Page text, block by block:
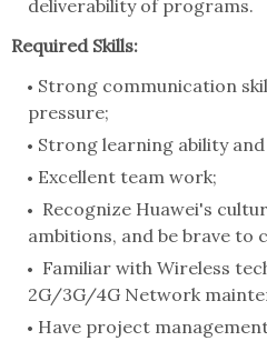
deliverability of programs.
Required Skills:
Strong communication
pressure;
Strong learning ability
Excellent team work;
Recognize Huawei's
ambitions, and be brave to
Familiar with Wireless
2G/3G/4G Network
Have project